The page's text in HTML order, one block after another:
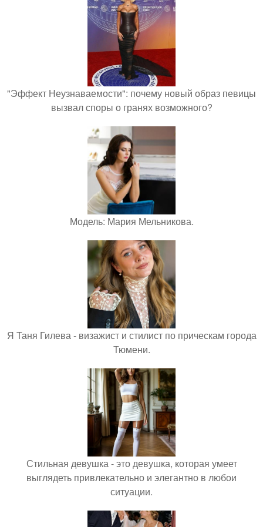
"Эффект Неузнаваемости": почему новый образ певицы
вызвал споры о гранях возможного?
Модель: Мария Мельникова.
Я Таня Гилева - визажист и стилист по прическам города
Тюмени.
Стильная девушка - это девушка, которая умеет
выглядеть привлекательно и элегантно в любои
ситуации.